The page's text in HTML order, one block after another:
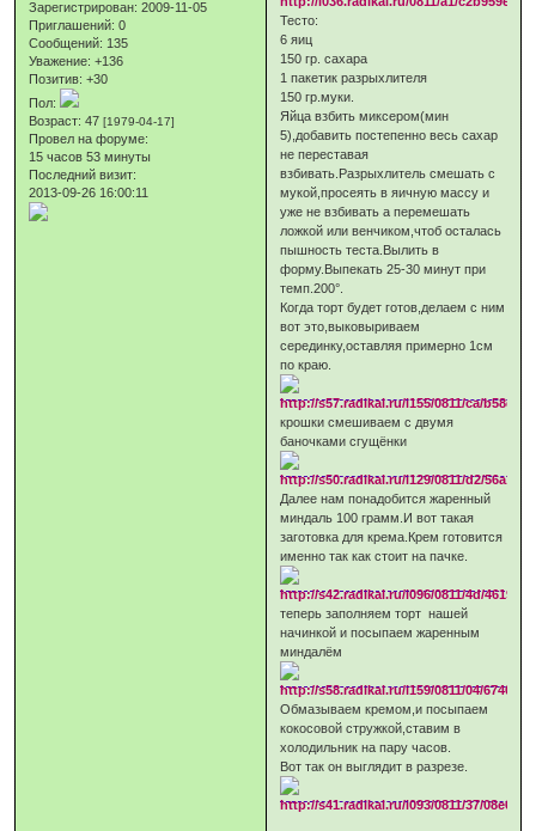
Зарегистрирован: 2009-11-05
Приглашений: 0
Сообщений: 135
Уважение: +136
Позитив: +30
Пол:
Возраст: 47[1979-04-17]
Провел на форуме:
15 часов 53 минуты
Последний визит:
2013-09-26 16:00:11
Тесто:
6 яиц
150 гр. сахара
1 пакетик разрыхлителя
150 гр.муки.
Яйца взбить миксером(мин
5),добавить постепенно весь сахар
не переставая
взбивать.Разрыхлитель смешать с
мукой,просеять в яичную массу и
уже не взбивать а перемешать
ложкой или венчиком,чтоб осталась
пышность теста.Вылить в
форму.Выпекать 25-30 минут при
темп.200°.
Когда торт будет готов,делаем с ним
вот это,выковыриваем
серединку,оставляя примерно 1см
по краю.
крошки смешиваем с двумя
баночками сгущёнки
Далее нам понадобится жаренный
миндаль 100 грамм.И вот такая
заготовка для крема.Крем готовится
именно так как стоит на пачке.
теперь заполняем торт нашей
начинкой и посыпаем жаренным
миндалём
Обмазываем кремом,и посыпаем
кокосовой стружкой,ставим в
холодильник на пару часов.
Вот так он выглядит в разрезе.